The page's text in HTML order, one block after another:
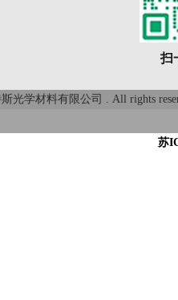
扫
光学材料有限公司 . All rights
苏